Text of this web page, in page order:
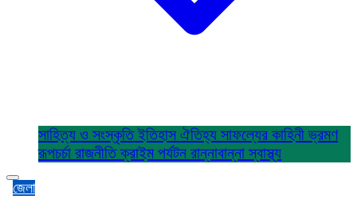
সাহিত্য ও সংস্কৃতিইতিহাস ঐতিহ্য সাফল্যের কাহিনীভ্রমণ
রূপচর্চা রাজনীতিক্রাইম পর্যটন রান্নাবান্নাস্বাস্থ্য
জেলা